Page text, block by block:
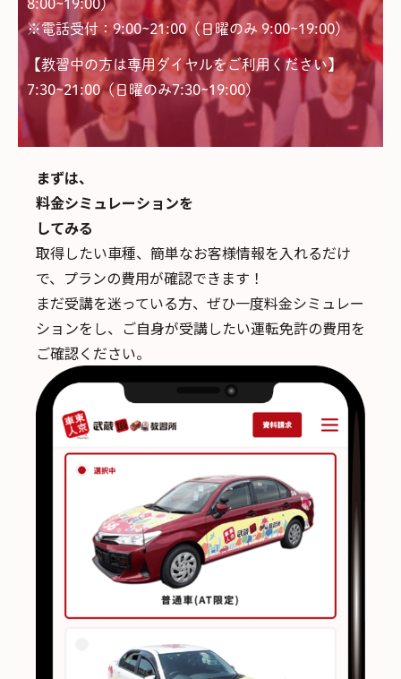
8:00~19:00）
※電話受付：9:00~21:00（日曜のみ 9:00~19:00）
【教習中の方は専用ダイヤルをご利用ください】
7:30~21:00（日曜のみ7:30~19:00)
まずは、
料金シミュレーションを
してみる
取得したい車種、簡単なお客様情報を入れるだけ
で、 プランの費用が確認できます！
まだ受講を迷っている方、ぜひ一度料金シミュレー
ションをし、ご自身が受講したい運転免許の費用を
ご確認ください。